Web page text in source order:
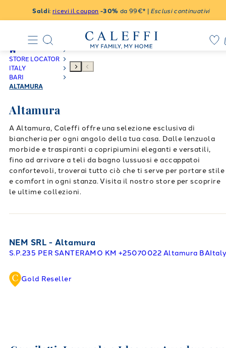
Saldi: ricevi il coupon -30% da 99€* | Esclusi continuativi
STORE LOCATOR
ITALY
BARI
ALTAMURA
Altamura
A Altamura, Caleffi offre una selezione esclusiva di
biancheria per ogni angolo della tua casa. Dalle lenzuola
morbide e traspiranti a copripiumini eleganti e versatili,
fino ad arrivare a teli da bagno lussuosi e accappatoi
confortevoli, troverai tutto ciò che ti serve per portare stile
e comfort in ogni stanza. Visita il nostro store per scoprire
le ultime collezioni.
NEM SRL - Altamura
S.P.235 PER SANTERAMO KM +25070022 Altamura BA
Gold Reseller